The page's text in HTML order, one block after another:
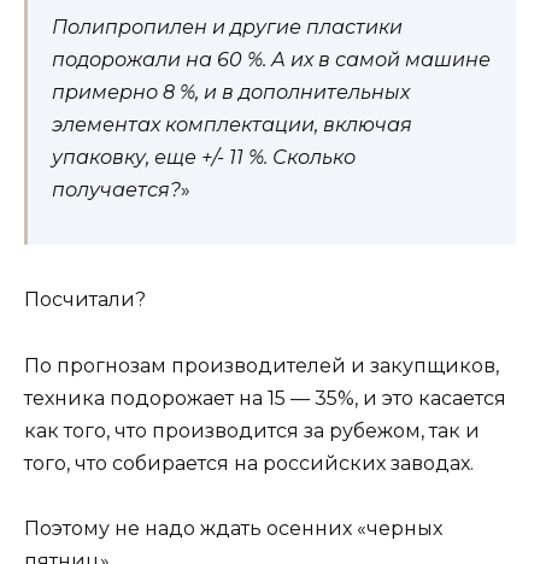
Полипропилен и другие пластики
подорожали на 60 %. А их в самой машине
примерно 8 %, и в дополнительных
элементах комплектации, включая
упаковку, еще +/- 11 %. Сколько
получается?»
Посчитали?
По прогнозам производителей и закупщиков,
техника подорожает на 15 — 35%, и это касается
как того, что производится за рубежом, так и
того, что собирается на российских заводах.
Поэтому не надо ждать осенних «черных